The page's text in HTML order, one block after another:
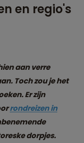
en regio's
aan verre
Toch zou je het
Er zijn
rondreizen in
dorpjes.